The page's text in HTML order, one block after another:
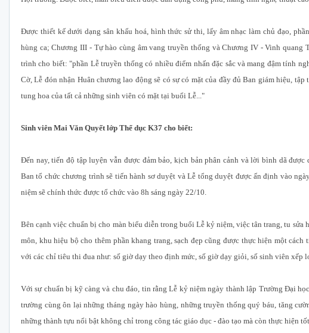
Được thiết kế dưới dạng sân khấu hoá, hình thức sử thi, lấy âm nhạc làm chủ đạo,
hùng ca; Chương III - Tự hào cùng âm vang truyền thống và Chương IV - Vinh
trình cho biết: "phần Lễ truyền thống có nhiều điểm nhấn đặc sắc và mang đậm tính
Cờ, Lễ đón nhận Huân chương lao động sẽ có sự có mặt của đầy đủ Ban giám hiệu,
tung hoa của tất cả những sinh viên có mặt tại buổi Lễ..."
Sinh viên Mai Văn Quyết lớp Thể dục K37 cho biết:
Đến nay, tiến độ tập luyện vẫn được đảm bảo, kịch bản phân cảnh và lời bình dã
Ban tổ chức chương trình sẽ tiến hành sơ duyệt và Lễ tổng duyệt được ấn định vào
niệm sẽ chính thức được tổ chức vào 8h sáng ngày 22/10.
Bên cạnh việc chuẩn bị cho màn biểu diễn trong buổi Lễ kỷ niệm, việc tân trang, tu
môn, khu hiệu bộ cho thêm phần khang trang, sạch đẹp cũng được thực hiện một
với các chỉ tiêu thi đua như: số giờ dạy theo định mức, số giờ dạy giỏi, số sinh viên xếp
Với sự chuẩn bị kỹ càng và chu đáo, tin rằng Lễ kỷ niệm ngày thành lập Trường Đại
trường cùng ôn lại những tháng ngày hào hùng, những truyền thống quý báu, tăng
những thành tựu nổi bật không chỉ trong công tác giáo dục - đào tạo mà còn thực hiện